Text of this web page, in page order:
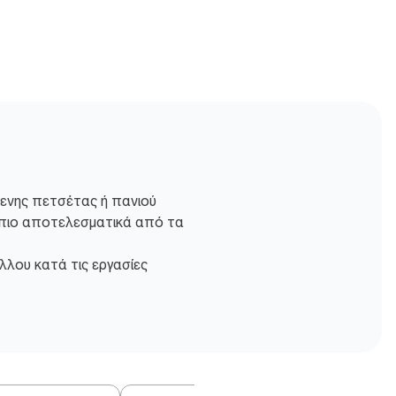
πετσέτας ή πανιού
πιο αποτελεσματικά από τα
κατά τις εργασίες